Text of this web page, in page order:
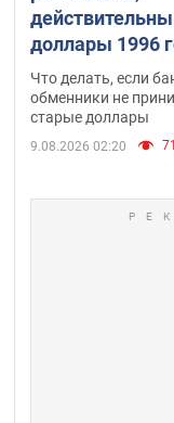
доллары 1996
принимают ли
обменники и
такие купюры
Что делать, если
обменники не
старые доллары
9.08.2026 02:20